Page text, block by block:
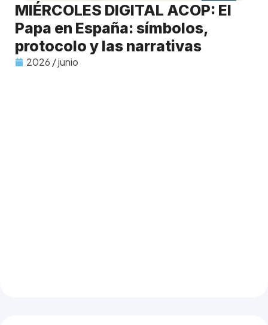
MIÉRCOLES DIGITAL ACOP: El
Papa en España: símbolos,
protocolo y las narrativas
2026 / junio